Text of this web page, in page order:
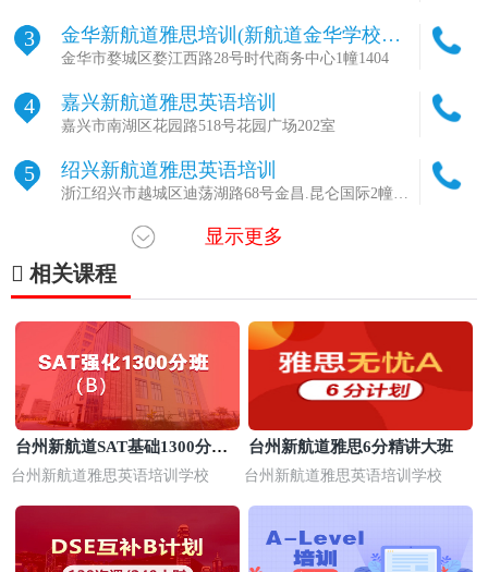
3
金华新航道雅思培训(新航道金华学校总
部)
金华市婺城区婺江西路28号时代商务中心1幢1404
4 嘉兴新航道雅思英语培训
嘉兴市南湖区花园路518号花园广场202室
5 绍兴新航道雅思英语培训
浙江绍兴市越城区迪荡湖路68号金昌.昆仑国际2幢
宁波鄞州区新航道英语培训(东部新城校
区)
浙江省宁波市鄞州区海晏北路371号18楼
7
宁波海曙区新航道英语培训(AF国际艺术
中心)
宁波海曙区镇明路552号新荟天地B座5楼
杭州新航道雅思培训(转塘校区)
杭州美上商业中心1号楼3层
9
杭州新航道雅思培训(新航道杭州学校总
部)
10
温州鹿城区新航道雅思培训(新航道温州
温州鹿城区车站大道577号财富购物中心1202
显示更多
相关课程
台州新航道SAT基础1300分培
训
台州新航道雅思英语培训学校
台州新航道雅思6分精讲大班
台州新航道雅思英语培训学校